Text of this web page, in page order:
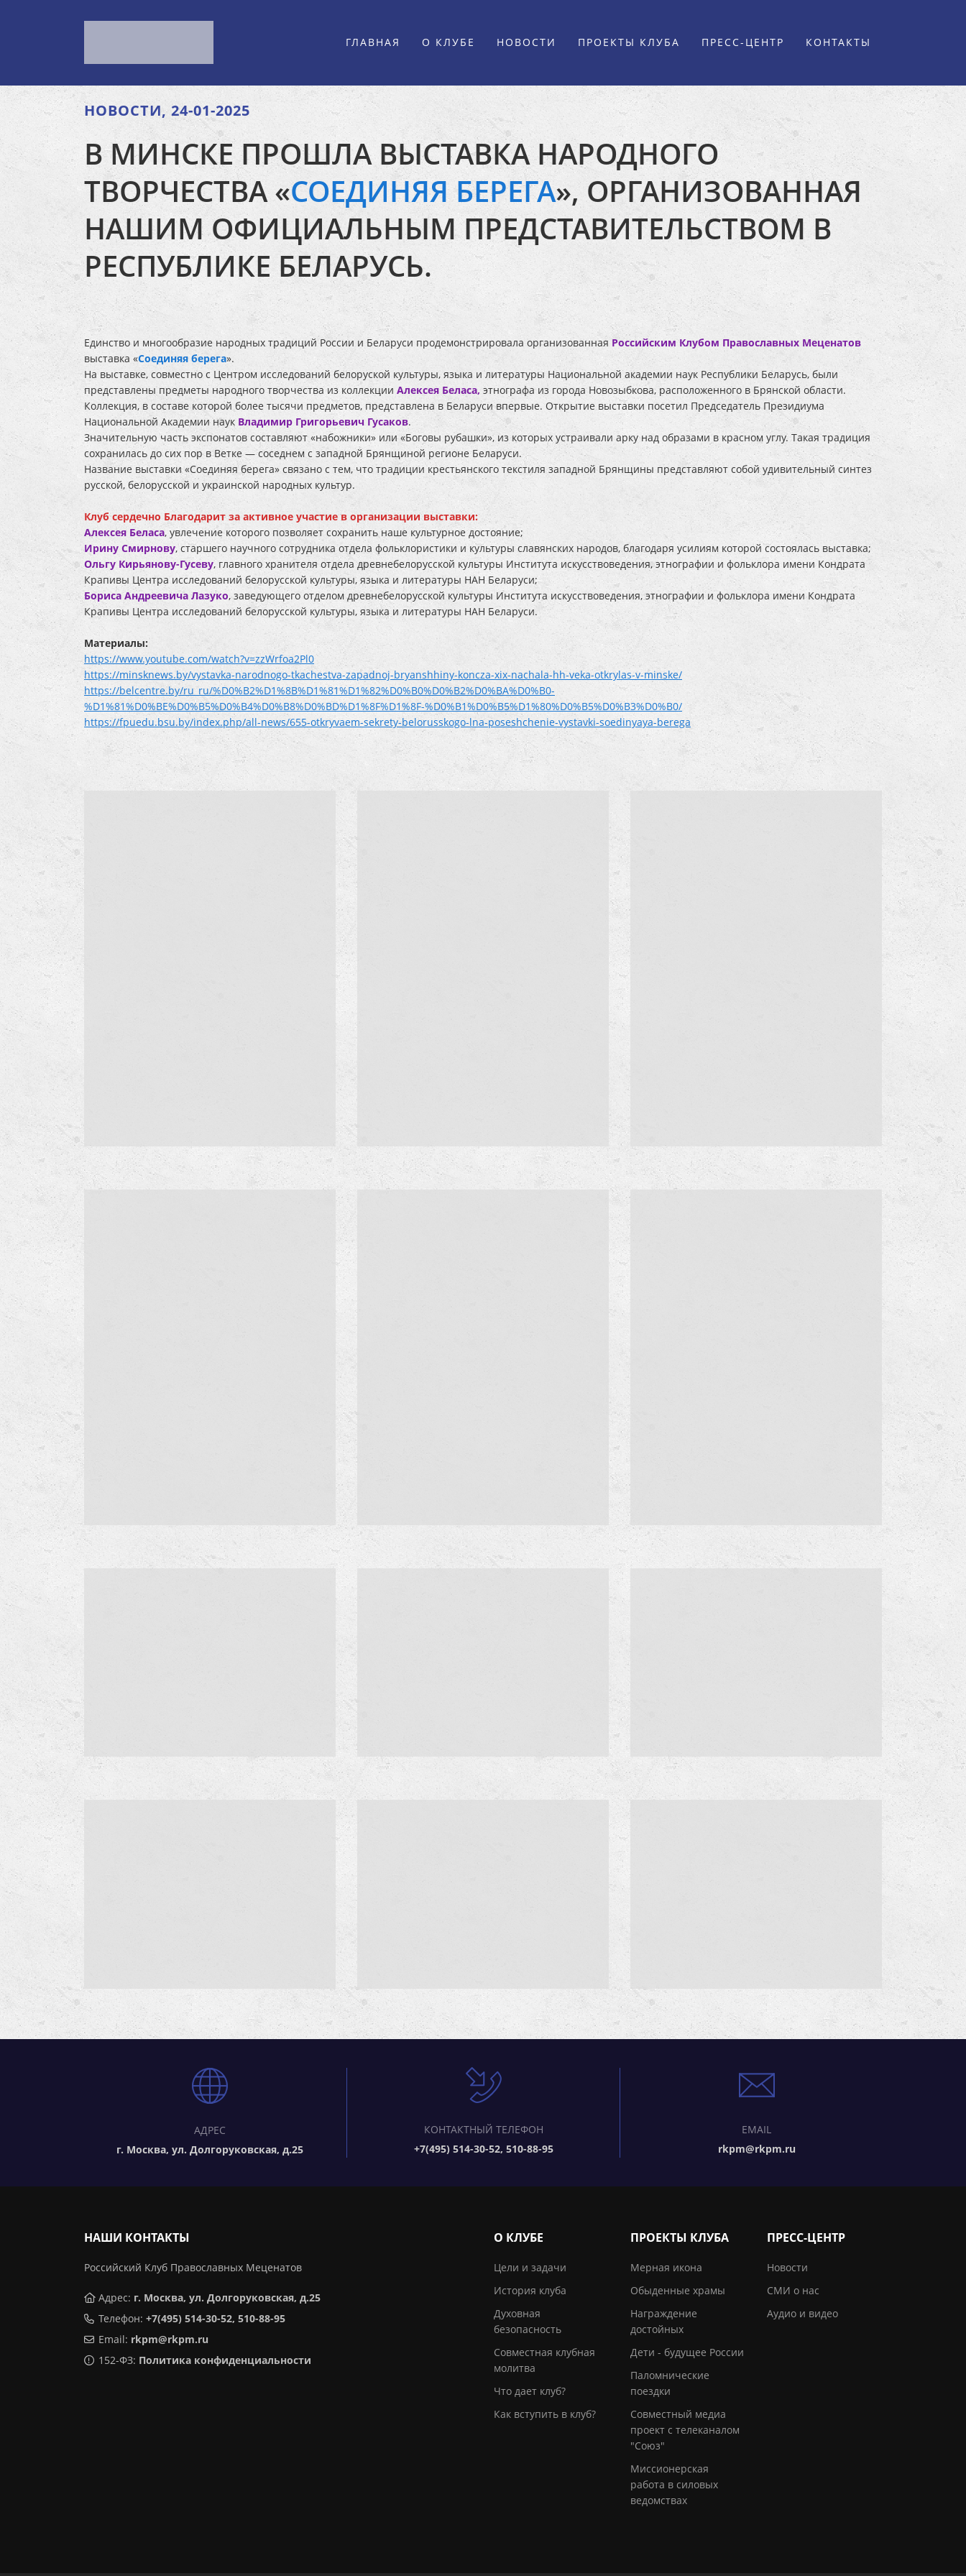
ГЛАВНАЯ О КЛУБЕ НОВОСТИ ПРОЕКТЫ КЛУБА ПРЕСС-ЦЕНТР КОНТАКТЫ
НОВОСТИ, 24-01-2025
В МИНСКЕ ПРОШЛА ВЫСТАВКА НАРОДНОГО
ТВОРЧЕСТВА «СОЕДИНЯЯ БЕРЕГА», ОРГАНИЗОВАННАЯ
НАШИМ ОФИЦИАЛЬНЫМ ПРЕДСТАВИТЕЛЬСТВОМ В
РЕСПУБЛИКЕ БЕЛАРУСЬ.
Единство и многообразие народных традиций России и Беларуси продемонстрировала организованная Российским Клубом Православных Меценатов
выставка «Соединяя берега».
На выставке, совместно с Центром исследований белоруской культуры, языка и литературы Национальной академии наук Республики Беларусь, были
представлены предметы народного творчества из коллекции Алексея Беласа, этнографа из города Новозыбкова, расположенного в Брянской области.
Коллекция, в составе которой более тысячи предметов, представлена в Беларуси впервые. Открытие выставки посетил Председатель Президиума
Национальной Академии наук Владимир Григорьевич Гусаков.
Значительную часть экспонатов составляют «набожники» или «Боговы рубашки», из которых устраивали арку над образами в красном углу. Такая традиция
сохранилась до сих пор в Ветке — соседнем с западной Брянщиной регионе Беларуси.
Название выставки «Соединяя берега» связано с тем, что традиции крестьянского текстиля западной Брянщины представляют собой удивительный синтез
русской, белорусской и украинской народных культур.
Клуб сердечно Благодарит за активное участие в организации выставки:
Алексея Беласа, увлечение которого позволяет сохранить наше культурное достояние;
Ирину Смирнову, старшего научного сотрудника отдела фольклористики и культуры славянских народов, благодаря усилиям которой состоялась выставка;
Ольгу Кирьянову-Гусеву, главного хранителя отдела древнебелорусской культуры Института искусствоведения, этнографии и фольклора имени Кондрата
Крапивы Центра исследований белорусской культуры, языка и литературы НАН Беларуси;
Бориса Андреевича Лазуко, заведующего отделом древнебелорусской культуры Института искусствоведения, этнографии и фольклора имени Кондрата
Крапивы Центра исследований белорусской культуры, языка и литературы НАН Беларуси.
Материалы:
https://www.youtube.com/watch?v=zzWrfoa2Pl0
https://minsknews.by/vystavka-narodnogo-tkachestva-zapadnoj-bryanshhiny-koncza-xix-nachala-hh-veka-otkrylas-v-minske/
https://belcentre.by/ru_ru/%D0%B2%D1%8B%D1%81%D1%82%D0%B0%D0%B2%D0%BA%D0%B0-
%D1%81%D0%BE%D0%B5%D0%B4%D0%B8%D0%BD%D1%8F%D1%8F-%D0%B1%D0%B5%D1%80%D0%B5%D0%B3%D0%B0/
https://fpuedu.bsu.by/index.php/all-news/655-otkryvaem-sekrety-belorusskogo-lna-poseshchenie-vystavki-soedinyaya-berega
АДРЕС
г. Москва, ул. Долгоруковская, д.25
КОНТАКТНЫЙ ТЕЛЕФОН
+7(495) 514-30-52, 510-88-95
EMAIL
rkpm@rkpm.ru
НАШИ КОНТАКТЫ
Российский Клуб Православных Меценатов
Адрес: г. Москва, ул. Долгоруковская, д.25
Телефон: +7(495) 514-30-52, 510-88-95
Email: rkpm@rkpm.ru
152-ФЗ: Политика конфиденциальности
О КЛУБЕ
Цели и задачи
История клуба
Духовная
безопасность
Совместная клубная
молитва
Что дает клуб?
Как вступить в клуб?
ПРОЕКТЫ КЛУБА
Мерная икона
Обыденные храмы
Награждение
достойных
Дети - будущее России
Паломнические
поездки
Совместный медиа
проект с телеканалом
"Союз"
Миссионерская
работа в силовых
ведомствах
ПРЕСС-ЦЕНТР
Новости
СМИ о нас
Аудио и видео